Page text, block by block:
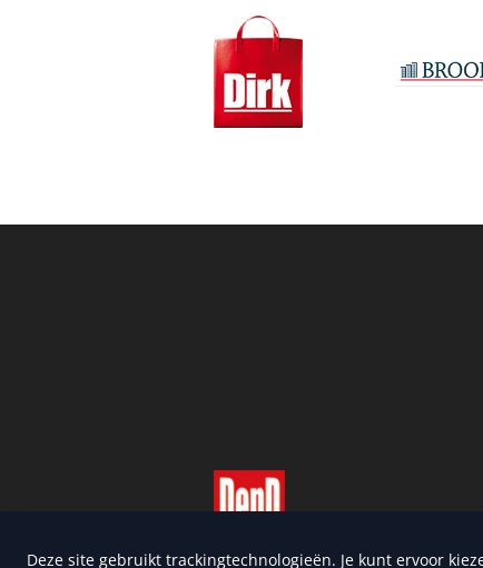
Deze site gebruikt trackingtechnologieën. Je kunt ervoor